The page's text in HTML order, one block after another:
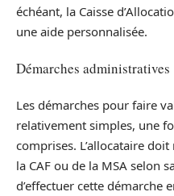
échéant, la Caisse
une aide personnalisée.
Démarches administratives
Les démarches pour faire
relativement simples, une
comprises. L’allocataire
la CAF ou de la MSA selon
d’effectuer cette démarche